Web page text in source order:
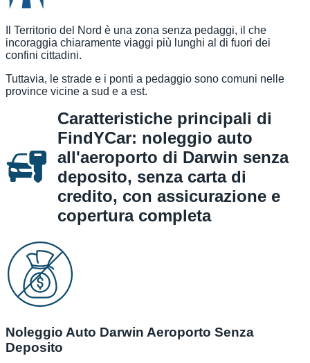
Il Territorio del Nord è una zona senza pedaggi, il che
incoraggia chiaramente viaggi più lunghi al di fuori dei
confini cittadini.
Tuttavia, le strade e i ponti a pedaggio sono comuni nelle
province vicine a sud e a est.
Caratteristiche principali di
FindYCar: noleggio auto
all'aeroporto di Darwin senza
deposito, senza carta di
credito, con assicurazione e
copertura completa
Noleggio Auto Darwin Aeroporto Senza
Deposito